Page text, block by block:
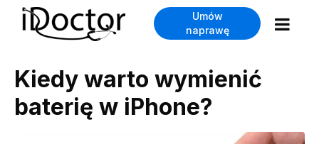
Umów
naprawę
Kiedy warto wymienić
baterię w iPhone?